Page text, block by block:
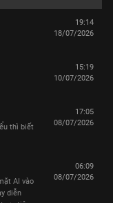
19:14
18/07/2026
15:19
10/07/2026
thì biết
17:05
08/07/2026
AI vào
diễn
06:09
08/07/2026